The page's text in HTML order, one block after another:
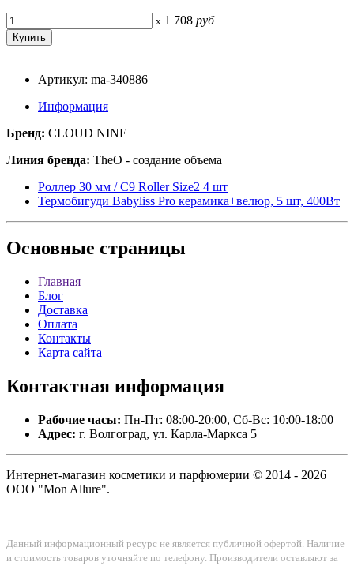
x 1 708 руб
Артикул: ma-340886
Информация
Бренд: CLOUD NINE
Линия бренда: TheO - создание объема
Роллер 30 мм / C9 Roller Size2 4 шт
Термобигуди Babyliss Pro керамика+велюр, 5 шт, 400Вт
Основные страницы
Главная
Блог
Доставка
Оплата
Контакты
Карта сайта
Контактная информация
Рабочие часы: Пн-Пт: 08:00-20:00, Сб-Вс: 10:00-18:00
Адрес: г. Волгоград, ул. Карла-Маркса 5
Интернет-магазин косметики и парфюмерии © 2014 - 2026
ООО "Mon Allure".
Данный информационный ресурс не является публичной офертой. Наличие
и стоимость товаров уточняйте по телефону. Производители оставляют за